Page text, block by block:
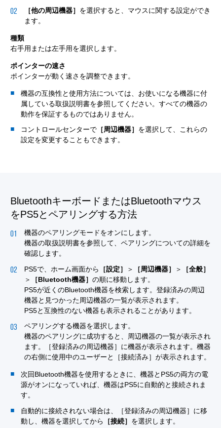
［他の周辺機器］ を選択すると、マウスに関する設定ができ
ます。
種類
右手用または左手用を選択します。
ポインターの速さ
ポインターが動く速さを調整できます。
機器の互換性と使用方法については、お使いになる機器に付
属している取扱説明書を参照してください。すべての機器の
動作を保証するものではありません。
コントロールセンターで ［周辺機器］ を選択して、これらの
設定を変更することもできます。
BluetoothキーボードまたはBluetoothマウス
をPS5とペアリングする方法
機器のペアリングモードをオンにします。
機器の取扱説明書を参照して、ペアリングについての詳細を
確認します。
PS5で、ホーム画面から
［設定］ ＞ ［周辺機器］ ＞
［全般］
＞
［Bluetooth機器］ の順に移動します。
PS5が近くのBluetooth機器を検索します。登録済みの周辺
機器と見つかった周辺機器の一覧が表示されます。
PS5と互換性のない機器も表示されることがあります。
ペアリングする機器を選択します。
機器のペアリングに成功すると、周辺機器の一覧が表示され
ます。［登録済みの周辺機器］に機器が表示されます。機器
の右側に使用中のユーザーと［接続済み］が表示されます。
次回Bluetooth機器を使用するときに、機器とPS5の両方の電
源がオンになっていれば、機器はPS5に自動的と接続されま
す。
自動的に接続されない場合は、［登録済みの周辺機器］に移
動し、機器を選択してから
［接続］ を選択します。